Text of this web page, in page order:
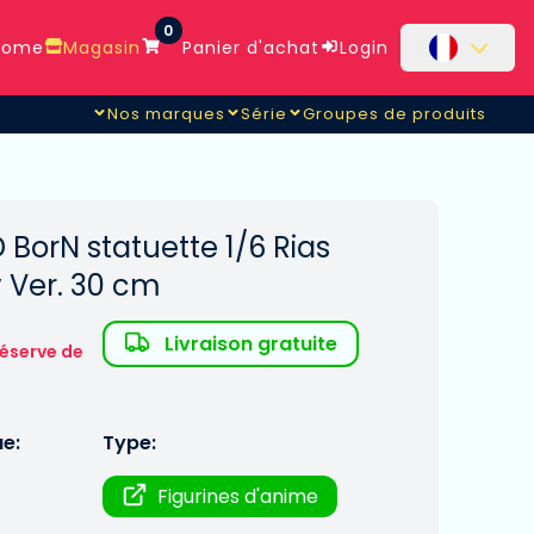
Magasin
0
Panier d'achat Login
Nos marques Série Groupes de produits
BorN statuette 1/6 Rias
30 cm
de
Livraison gratuite
Type:
Figurines d'anime